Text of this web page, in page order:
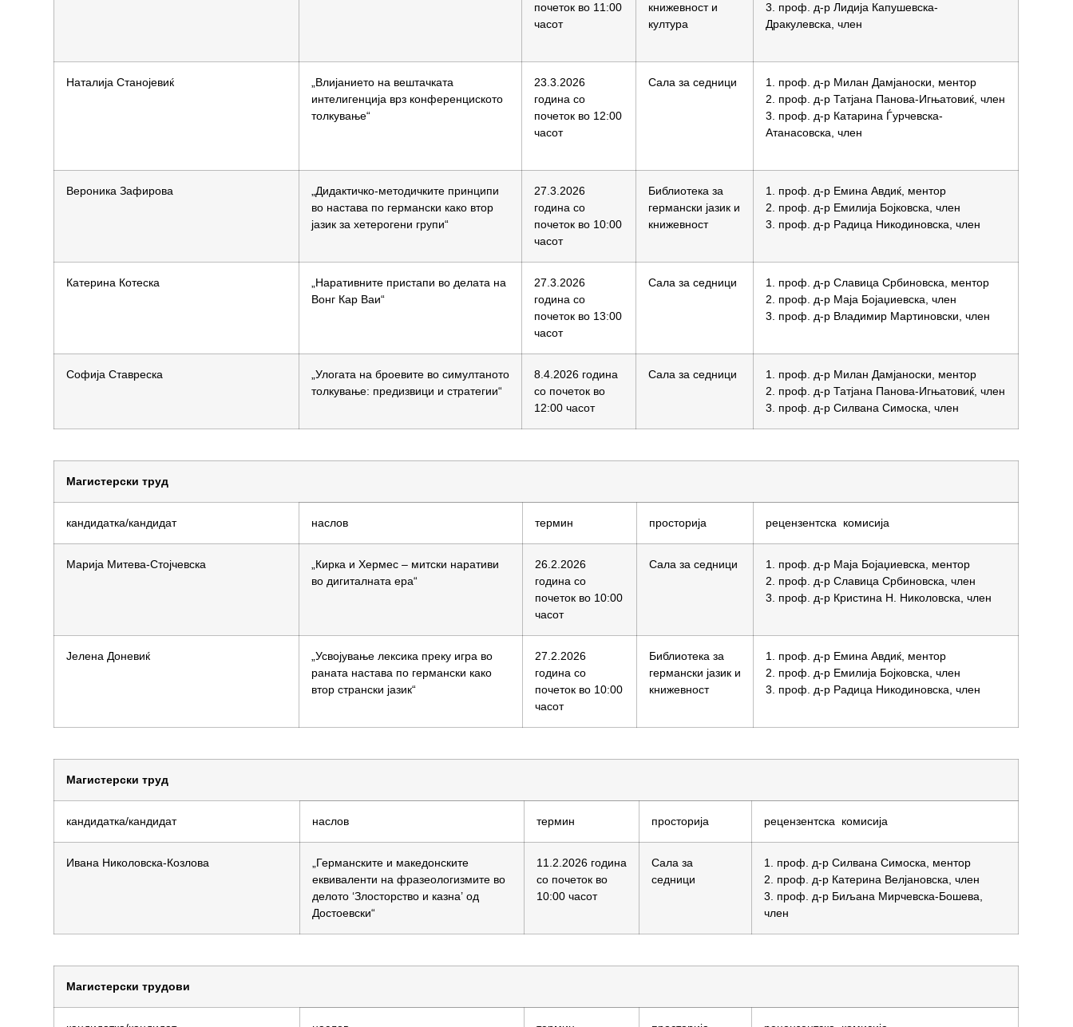
почеток во 11:00
часот
книжевност и
култура
3. проф. д-р Лидија Капушевска-
Дракулевска, член
Наталија Станојевиќ
„Влијанието на вештачката
интелигенција врз конференциското
толкување“
23.3.2026
година со
почеток во 12:00
часот
Сала за седници
1. проф. д-р Милан Дамјаноски, ментор
2. проф. д-р Татјана Панова-Игњатовиќ, член
3. проф. д-р Катарина Ѓурчевска-
Атанасовска, член
Вероника Зафирова
„Дидактичко-методичките принципи
во настава по германски како втор
јазик за хетерогени групи“
27.3.2026
година со
почеток во 10:00
часот
Библиотека за
германски јазик и
книжевност
1. проф. д-р Емина Авдиќ, ментор
2. проф. д-р Емилија Бојковска, член
3. проф. д-р Радица Никодиновска, член
Катерина Котеска
„Наративните пристапи во делата на
Вонг Кар Ваи“
27.3.2026
година со
почеток во 13:00
часот
Сала за седници
1. проф. д-р Славица Србиновска, ментор
2. проф. д-р Маја Бојаџиевска, член
3. проф. д-р Владимир Мартиновски, член
Софија Ставреска
„Улогата на броевите во симултаното
толкување: предизвици и стратегии“
8.4.2026 година
со почеток во
12:00 часот
Сала за седници
1. проф. д-р Милан Дамјаноски, ментор
2. проф. д-р Татјана Панова-Игњатовиќ, член
3. проф. д-р Силвана Симоска, член
Магистерски труд
кандидатка/кандидат наслов термин просторија рецензентска комисија
Марија Митева-Стојчевска
„Кирка и Хермес ‒ митски наративи
во дигиталната ера“
26.2.2026
година со
почеток во 10:00
часот
Сала за седници
1. проф. д-р Маја Бојаџиевска, ментор
2. проф. д-р Славица Србиновска, член
3. проф. д-р Кристина Н. Николовска, член
Јелена Доневиќ
„Усвојување лексика преку игра во
раната настава по германски како
втор странски јазик“
27.2.2026
година со
почеток во 10:00
часот
Библиотека за
германски јазик и
книжевност
1. проф. д-р Емина Авдиќ, ментор
2. проф. д-р Емилија Бојковска, член
3. проф. д-р Радица Никодиновска, член
Магистерски труд
кандидатка/кандидат наслов термин просторија рецензентска комисија
Ивана Николовска-Козлова
„Германските и македонските
еквиваленти на фразеологизмите во
делото ‘Злосторство и казна’ од
Достоевски“
11.2.2026 година
со почеток во
10:00 часот
Сала за
седници
1. проф. д-р Силвана Симоска, ментор
2. проф. д-р Катерина Велјановска, член
3. проф. д-р Биљана Мирчевска-Бошева,
член
Магистерски трудови